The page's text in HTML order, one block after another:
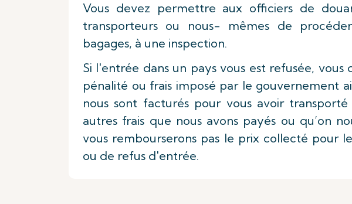
Vous devez permettre aux officiers de
transporteurs ou nous- mêmes de
bagages, à une inspection.
Si l'entrée dans un pays vous est refusée,
pénalité ou frais imposé par le gouvernement
nous sont facturés pour vous avoir
autres frais que nous avons payés ou qu’on
vous rembourserons pas le prix collecté pour
ou de refus d'entrée.